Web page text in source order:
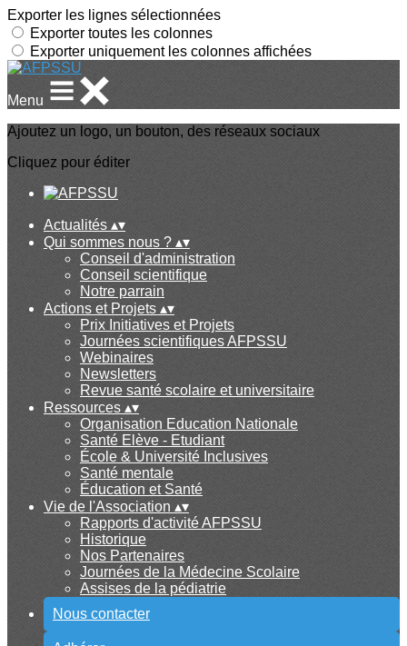
Exporter les lignes sélectionnées
Exporter toutes les colonnes
Exporter uniquement les colonnes affichées
Menu
Ajoutez un logo, un bouton, des réseaux sociaux
Cliquez pour éditer
Actualités ▴▾
Qui sommes nous ? ▴▾
Conseil d'administration
Conseil scientifique
Notre parrain
Actions et Projets ▴▾
Prix Initiatives et Projets
Journées scientifiques AFPSSU
Webinaires
Newsletters
Revue santé scolaire et universitaire
Ressources ▴▾
Organisation Education Nationale
Santé Elève - Etudiant
École & Université Inclusives
Santé mentale
Éducation et Santé
Vie de l'Association ▴▾
Rapports d'activité AFPSSU
Historique
Nos Partenaires
Journées de la Médecine Scolaire
Assises de la pédiatrie
Nous contacter